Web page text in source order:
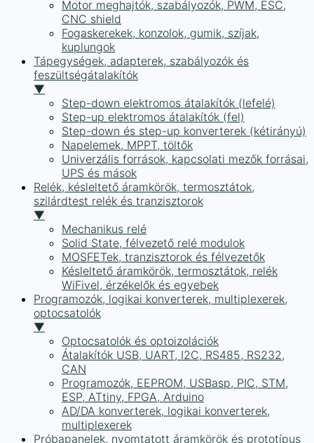
Motor meghajtók, szabályozók, PWM, ESC,
CNC shield
Fogaskerekek, konzolok, gumik, szíjak,
kuplungok
Tápegységek, adapterek, szabályozók és
feszültségátalakítók
▼
Step-down elektromos átalakítók (lefelé)
Step-up elektromos átalakítók (fel)
Step-down és step-up konverterek (kétirányú)
Napelemek, MPPT, töltők
Univerzális források, kapcsolati mezők forrásai,
UPS és mások
Relék, késleltető áramkörök, termosztátok,
szilárdtest relék és tranzisztorok
▼
Mechanikus relé
Solid State, félvezető relé modulok
MOSFETek, tranzisztorok és félvezetők
Késleltető áramkörök, termosztátok, relék
WiFivel, érzékelők és egyebek
Programozók, logikai konverterek, multiplexerek,
optocsatolók
▼
Optocsatolók és optoizolációk
Átalakítók USB, UART, I2C, RS485, RS232,
CAN
Programozók, EEPROM, USBasp, PIC, STM,
ESP, ATtiny, FPGA, Arduino
AD/DA konverterek, logikai konverterek,
multiplexerek
Próbapanelek, nyomtatott áramkörök és prototípus